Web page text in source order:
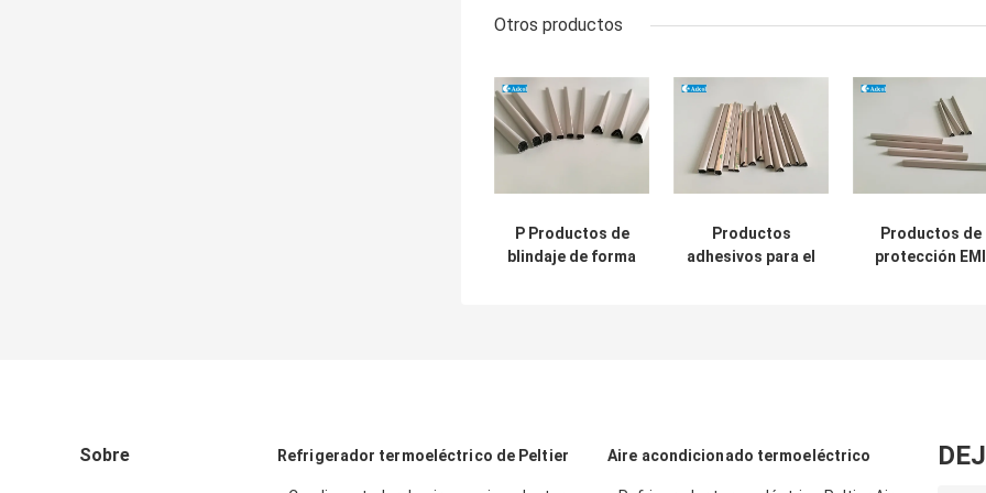
Otros productos
P Productos de
blindaje de forma
Productos
adhesivos para el
Productos de
protección EMI
Sobre Refrigerador termoeléctrico de Peltier Aire acondicionado termoeléctrico